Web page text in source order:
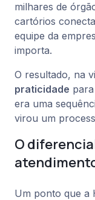
milhares de
cartórios
equipe da
importa.
O resultado, na
praticidade
era uma
virou um
O
Um ponto que a